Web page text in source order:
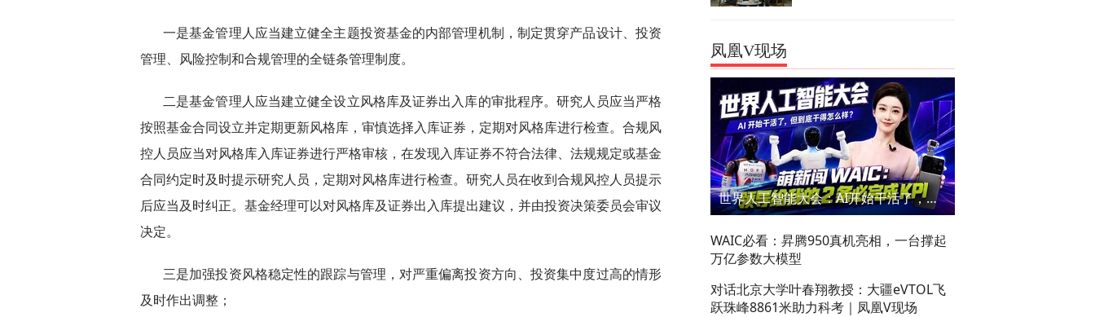
一是基金管理人应当建立健全主题投资基金的内部管理机制，制定贯穿产品设计、投资
管理、风险控制和合规管理的全链条管理制度。
二是基金管理人应当建立健全设立风格库及证券出入库的审批程序。研究人员应当严格
按照基金合同设立并定期更新风格库，审慎选择入库证券，定期对风格库进行检查。合规风
控人员应当对风格库入库证券进行严格审核，在发现入库证券不符合法律、法规规定或基金
合同约定时及时提示研究人员，定期对风格库进行检查。研究人员在收到合规风控人员提示
后应当及时纠正。基金经理可以对风格库及证券出入库提出建议，并由投资决策委员会审议
决定。
三是加强投资风格稳定性的跟踪与管理，对严重偏离投资方向、投资集中度过高的情形
及时作出调整；
凤凰V现场
世界人工智能大会：AI开始干活了，但到底干的怎么样？萌新闯WAIC
WAIC必看：昇腾950真机亮相，一台撑起
万亿参数大模型
对话北京大学叶春翔教授：大疆eVTOL飞
跃珠峰8861米助力科考｜凤凰V现场